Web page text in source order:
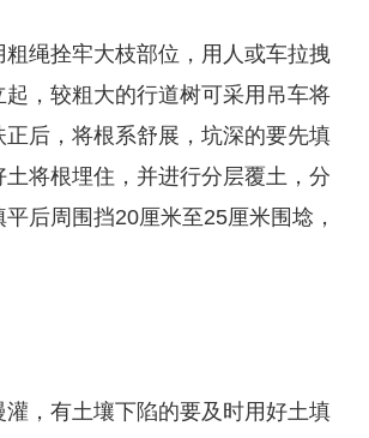
绳拴牢大枝部位，用人或车拉拽
，较粗大的行道树可采用吊车将
后，将根系舒展，坑深的要先填
土将根埋住，并进行分层覆土，分
后周围挡20厘米至25厘米围埝，
，有土壤下陷的要及时用好土填